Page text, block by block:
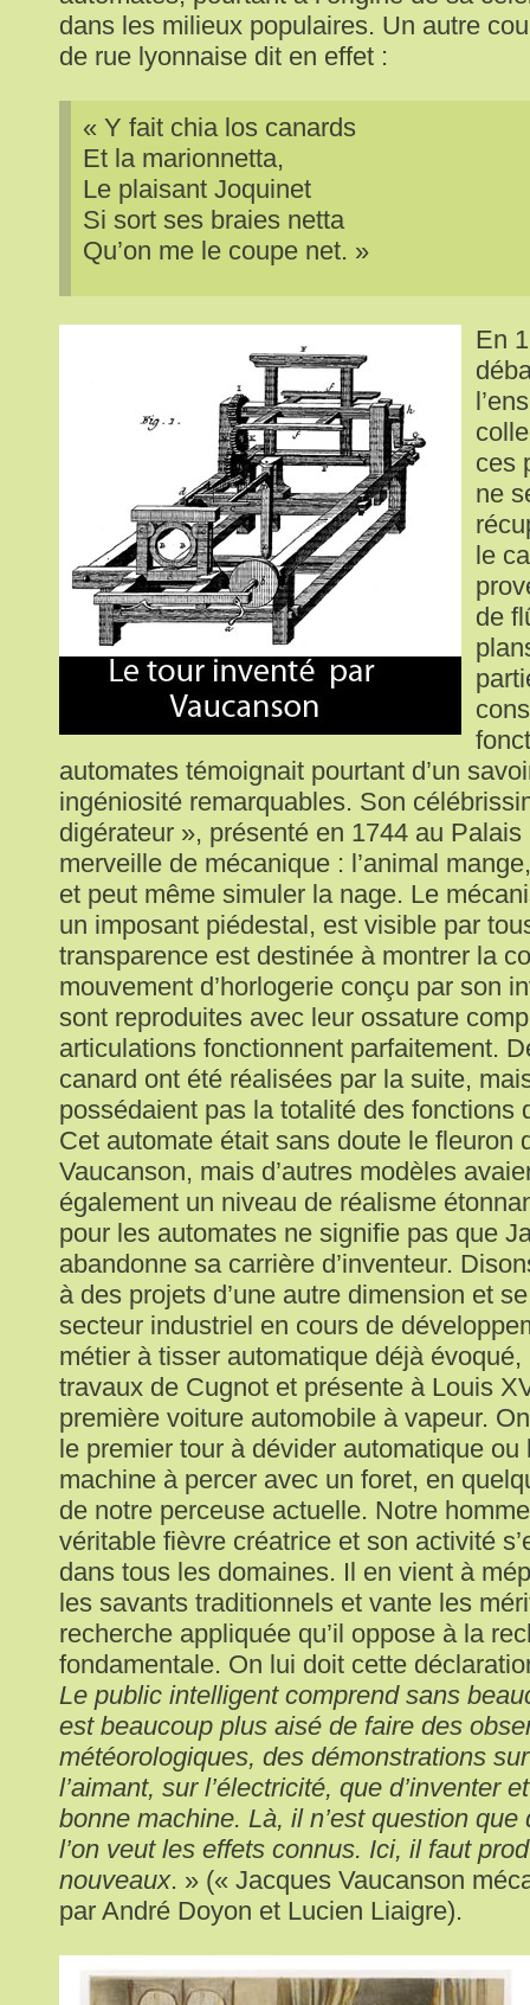
dans les milieux populaires. Un autre
de rue lyonnaise dit en effet :
« Y fait chia los canards
Et la marionnetta,
Le plaisant Joquinet
Si sort ses braies netta
Qu’on me le coupe net. »
En
ces
ne
le
de
automates témoignait pourtant d’un
ingéniosité remarquables. Son
digérateur », présenté en 1744 au
merveille de mécanique : l’animal
et peut même simuler la nage. Le
un imposant piédestal, est visible par
transparence est destinée à montrer la
mouvement d’horlogerie conçu par son
sont reproduites avec leur ossature
articulations fonctionnent parfaitement.
canard ont été réalisées par la suite,
possédaient pas la totalité des fonctions
Cet automate était sans doute le fleuron
Vaucanson, mais d’autres modèles
également un niveau de réalisme
pour les automates ne signifie pas que
abandonne sa carrière d’inventeur.
à des projets d’une autre dimension et
secteur industriel en cours de
métier à tisser automatique déjà
travaux de Cugnot et présente à Louis
première voiture automobile à vapeur.
le premier tour à dévider automatique ou
machine à percer avec un foret, en
de notre perceuse actuelle. Notre
véritable fièvre créatrice et son activité
dans tous les domaines. Il en vient à
les savants traditionnels et vante les
recherche appliquée qu’il oppose à la
fondamentale. On lui doit cette
Le public intelligent comprend sans
est beaucoup plus aisé de faire des
météorologiques, des démonstrations
l’aimant, sur l’électricité, que d’inventer
bonne machine. Là, il n’est question que
l’on veut les effets connus. Ici, il faut
nouveaux. » (« Jacques Vaucanson
par André Doyon et Lucien Liaigre).